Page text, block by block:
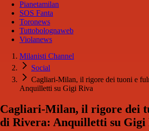
Pianetamilan
SOS Fanta
Toronews
Tuttobolognaweb
Violanews
Milanisti Channel
Social
Cagliari-Milan, il rigore dei tuoni e
Anquilletti su Gigi Riva
Cagliari-Milan, il rigore dei
di Rivera: Anquilletti su Gigi